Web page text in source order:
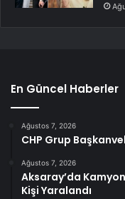
En Güncel Haberler
Ağustos 7, 2026
CHP Grup
Ağustos 7, 2026
Aksaray’da
Kişi Yaralandı